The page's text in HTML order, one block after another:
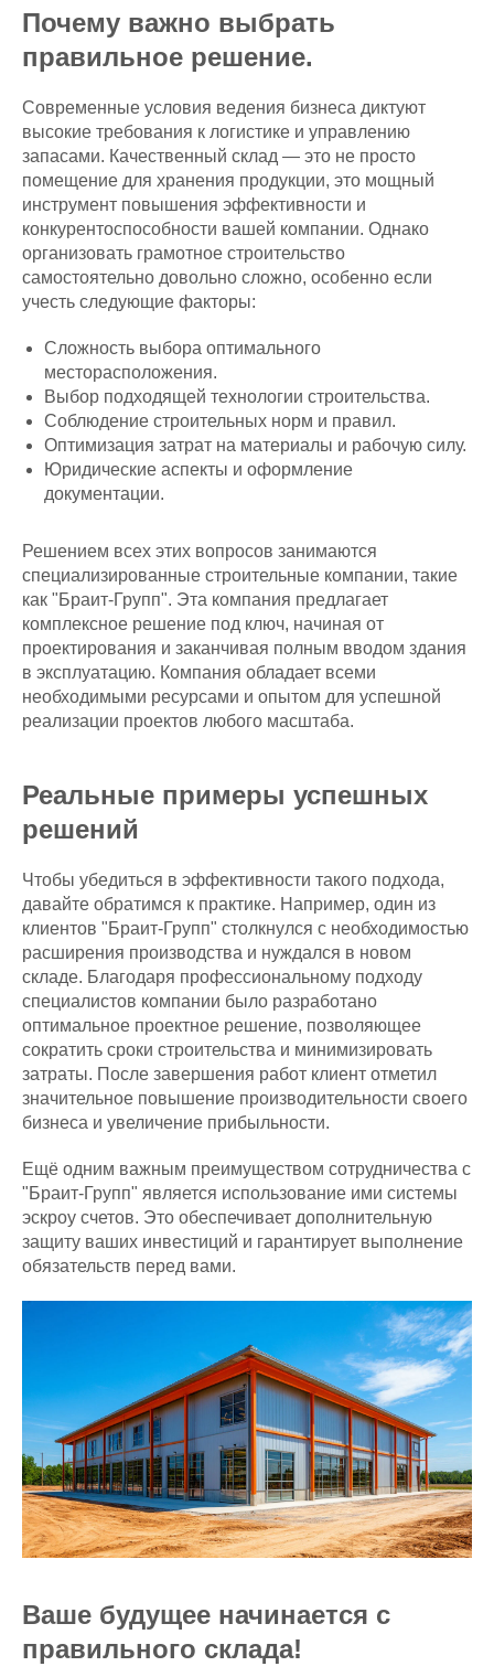
Почему важно выбрать
правильное решение.
Современные условия ведения бизнеса диктуют
высокие требования к логистике и управлению
запасами. Качественный склад — это не просто
помещение для хранения продукции, это мощный
инструмент повышения эффективности и
конкурентоспособности вашей компании. Однако
организовать грамотное строительство
самостоятельно довольно сложно, особенно если
учесть следующие факторы:
Сложность выбора оптимального
месторасположения.
Выбор подходящей технологии строительства.
Соблюдение строительных норм и правил.
Оптимизация затрат на материалы и рабочую силу.
Юридические аспекты и оформление
документации.
Решением всех этих вопросов занимаются
специализированные строительные компании, такие
как "Браит-Групп". Эта компания предлагает
комплексное решение под ключ, начиная от
проектирования и заканчивая полным вводом здания
в эксплуатацию. Компания обладает всеми
необходимыми ресурсами и опытом для успешной
реализации проектов любого масштаба.
Реальные примеры успешных
решений
Чтобы убедиться в эффективности такого подхода,
давайте обратимся к практике. Например, один из
клиентов "Браит-Групп" столкнулся с необходимостью
расширения производства и нуждался в новом
складе. Благодаря профессиональному подходу
специалистов компании было разработано
оптимальное проектное решение, позволяющее
сократить сроки строительства и минимизировать
затраты. После завершения работ клиент отметил
значительное повышение производительности своего
бизнеса и увеличение прибыльности.
Ещё одним важным преимуществом сотрудничества с
"Браит-Групп" является использование ими системы
эскроу счетов. Это обеспечивает дополнительную
защиту ваших инвестиций и гарантирует выполнение
обязательств перед вами.
Ваше будущее начинается с
правильного склада!